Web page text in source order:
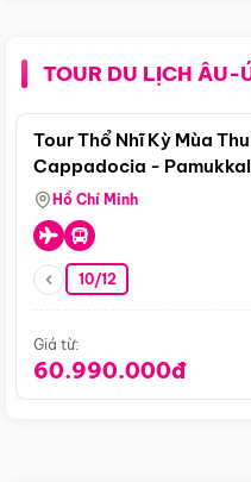
TOUR DU LỊCH
Tour Thổ Nhĩ Kỳ Mùa
Cappadocia -
Hồ Chí Minh
10/12
Giá từ:
60.990.000đ